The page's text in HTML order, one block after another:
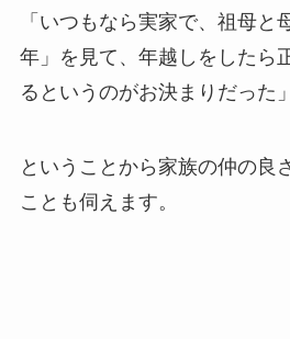
「いつもなら実家で、祖母と
年」を見て、年越しをしたら
るというのがお決まりだった」
ということから家族の仲の良
ことも伺えます。